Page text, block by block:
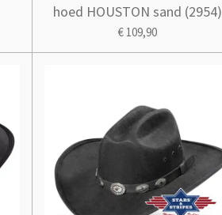
hoed HOUSTON sand (2954)
€ 109,90